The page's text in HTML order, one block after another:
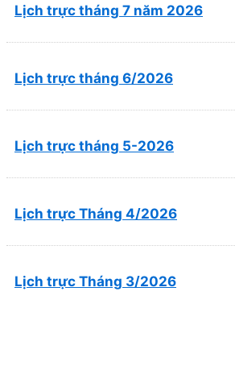
Lịch trực tháng 7 năm 2026
Lịch trực tháng 6/2026
Lịch trực tháng 5-2026
Lịch trực Tháng 4/2026
Lịch trực Tháng 3/2026